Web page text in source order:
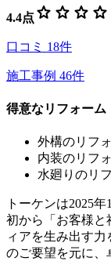
4.4点 star star star star
口コミ 18件
施工事例 46件
得意なリフォーム
外構のリフ
内装のリフ
水廻りのリ
トーケンは2025
初から「お客様と
ィアを生み出す
のご要望を元に、